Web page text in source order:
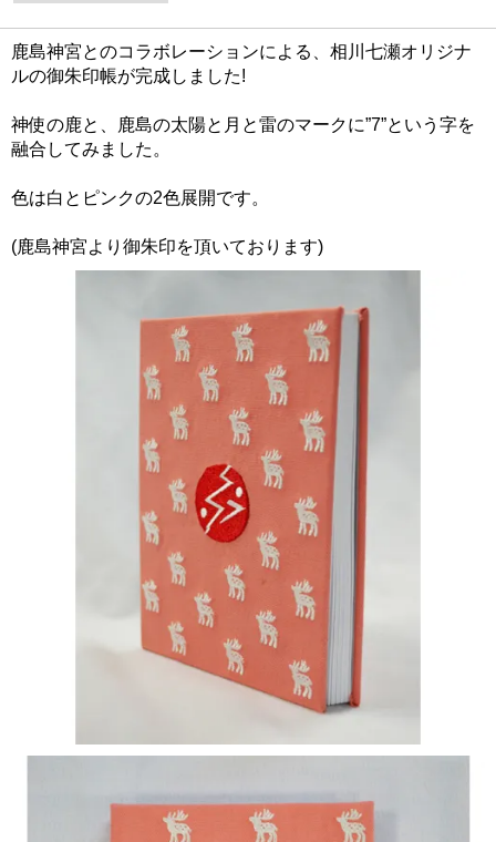
鹿島神宮とのコラボレーションによる、相川七瀬オリジナ
ルの御朱印帳が完成しました!
神使の鹿と、鹿島の太陽と月と雷のマークに”7”という字を
融合してみました。
色は白とピンクの2色展開です。
(鹿島神宮より御朱印を頂いております)